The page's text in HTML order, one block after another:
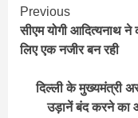
Continue
Reading
Previous
सीएम योगी आदित्यनाथ
लिए एक नजीर बन रही
दिल्ली के मुख्यमंत्री
उड़ानें बंद करने का